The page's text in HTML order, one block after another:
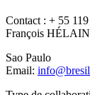
Contact : + 55
François
Sao Paulo
Email: